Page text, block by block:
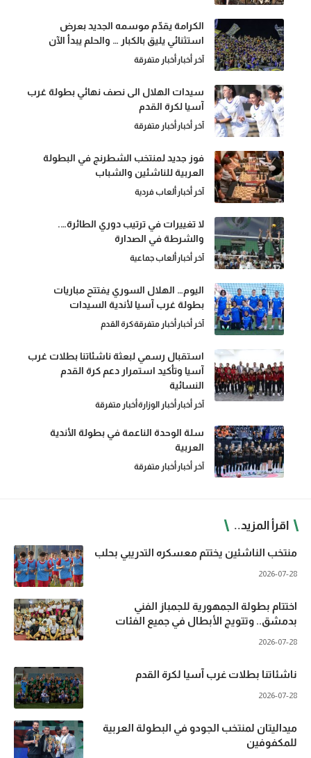
الكرامة يقدّم موسمه الجديد بعرض
استثنائي يليق بالكبار … والحلم يبدأ الآن
آخر أخبارأخبار متفرقة
سيدات الهلال الى نصف نهائي بطولة غرب
آسيا لكرة القدم
آخر أخبارأخبار متفرقة
فوز جديد لمنتخب الشطرنج في البطولة
العربية للناشئين والشباب
آخر أخبارألعاب فردية
لا تغييرات في ترتيب دوري الطائرة….
والشرطة في الصدارة
آخر أخبارألعاب جماعية
اليوم… الهلال السوري يفتتح مباريات
بطولة غرب آسيا لأندية السيدات
آخر أخبارأخبار متفرقةكرة القدم
استقبال رسمي لبعثة ناشئاتنا بطلات غرب
آسيا وتأكيد استمرار دعم كرة القدم
النسائية
آخر أخبارأخبار الوزارةأخبار متفرقة
سلة الوحدة الناعمة في بطولة الأندية
العربية
آخر أخبارأخبار متفرقة
اقرأ المزيد..
منتخب الناشئين يختتم معسكره التدريبي بحلب
2026-07-28
اختتام بطولة الجمهورية للجمباز الفني
بدمشق.. وتتويج الأبطال في جميع الفئات
2026-07-28
ناشئاتنا بطلات غرب آسيا لكرة القدم
2026-07-28
ميداليتان لمنتخب الجودو في البطولة العربية
للمكفوفين